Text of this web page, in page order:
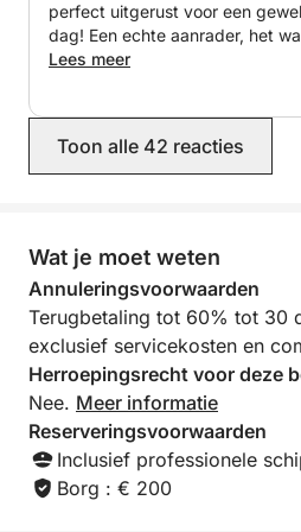
zonsondergang. Terwijl we
je de lucht langzaam
kleuren, wat de perfecte
Deze zeiltocht van 4 uur bij
donker wordt.
Boek nu je
Middellandse Zee als nooit
uit je aan boord te
-------------------------------
-------------------------------
De kosten voor de schipper
perfect uitgerust voor een
dag! Een echte aanrader, het
favoriete dag van de vakantie.
Lees meer
Toon alle 42 reacties
Wat je moet weten
Annuleringsvoorwaarden
Terugbetaling tot 60% tot 30
exclusief servicekosten en
Herroepingsrecht voor deze
Nee. Meer informatie
Reserveringsvoorwaarden
Inclusief professionele
Borg : € 200